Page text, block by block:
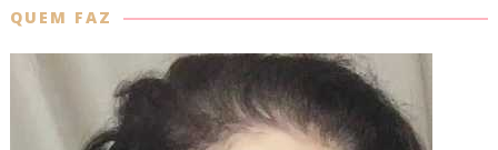
QUEM FAZ